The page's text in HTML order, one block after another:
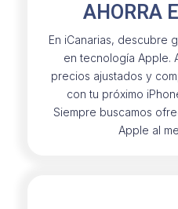
AHORRA
En iCanarias, descubre
en tecnología Apple.
precios ajustados y
con tu próximo
Siempre buscamos
Apple al